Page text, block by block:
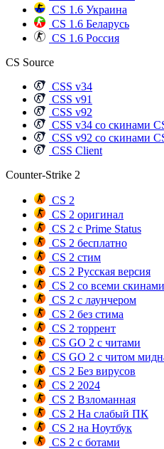
CS 1.6 Украина
CS 1.6 Беларусь
CS 1.6 Россия
CS Source
CSS v34
CSS v91
CSS v92
CSS v34 со скинами
CSS v92 со скинами
CSS Client
Counter-Strike 2
CS 2
CS 2 оригинал
CS 2 с Prime Status
CS 2 бесплатно
CS 2 стим
CS 2 Русская версия
CS 2 со всеми скинами
CS 2 с лаунчером
CS 2 без стима
CS 2 торрент
CS GO 2 с читами
CS GO 2 с читом
CS 2 Без вирусов
CS 2 2024
CS 2 Взломанная
CS 2 На слабый ПК
CS 2 на Ноутбук
CS 2 с ботами